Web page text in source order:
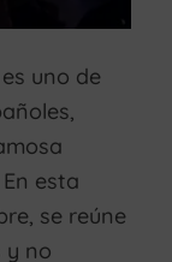
uno de
esta
se reúne
y no